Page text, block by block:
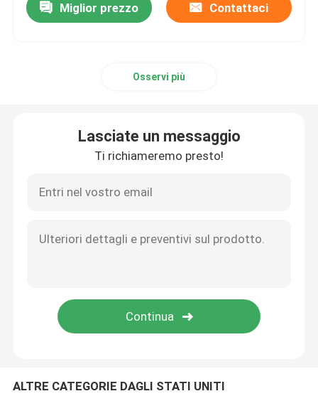
Miglior prezzo Contattaci
Osservi più
Lasciate un messaggio
Ti richiameremo presto!
ALTRE CATEGORIE DAGLI STATI UNITI